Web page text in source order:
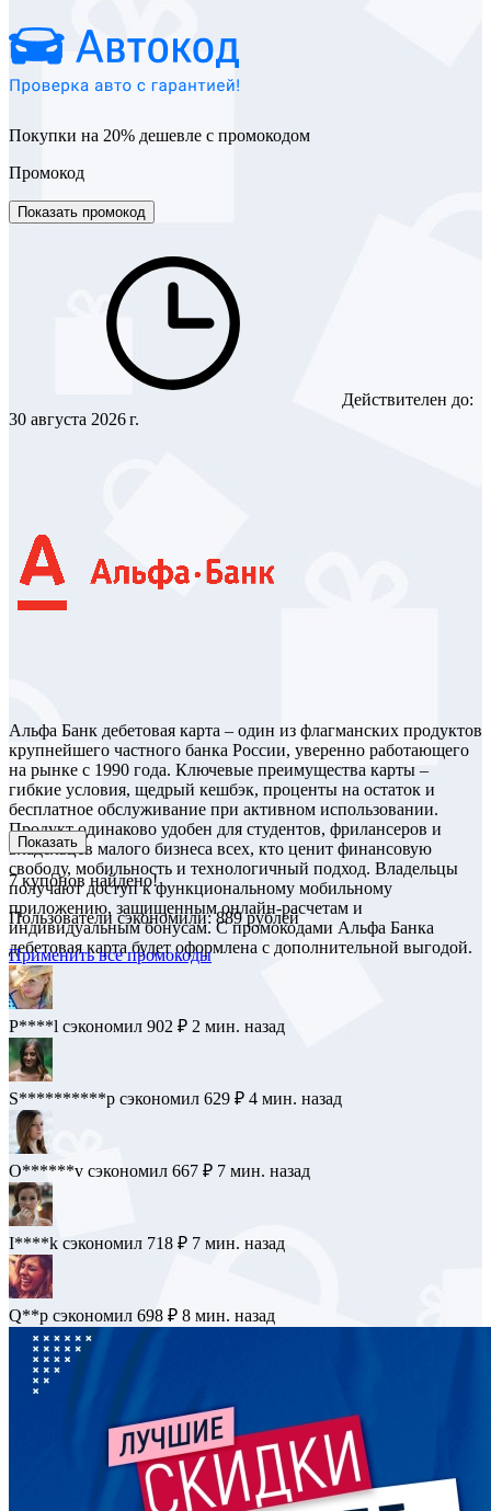
Покупки на 20% дешевле с промокодом
Промокод
Показать промокод
Действителен до:
30 августа 2026 г.
Альфа Банк дебетовая карта – один из флагманских продуктов
крупнейшего частного банка России, уверенно работающего
на рынке с 1990 года. Ключевые преимущества карты –
гибкие условия, щедрый кешбэк, проценты на остаток и
бесплатное обслуживание при активном использовании.
Продукт одинаково удобен для студентов, фрилансеров и
владельцев малого бизнеса всех, кто ценит финансовую
свободу, мобильность и технологичный подход. Владельцы
получают доступ к функциональному мобильному
приложению, защищенным онлайн-расчетам и
индивидуальным бонусам. С промокодами Альфа Банка
дебетовая карта будет оформлена с дополнительной выгодой.
Показать
7купонов найдено!
Пользователи сэкономили: 889 рублей
Применить все промокоды
P****l сэкономил 902 ₽ 2 мин. назад
S**********p сэкономил 629 ₽ 4 мин. назад
O******v сэкономил 667 ₽ 7 мин. назад
I****k сэкономил 718 ₽ 7 мин. назад
Q**p сэкономил 698 ₽ 8 мин. назад